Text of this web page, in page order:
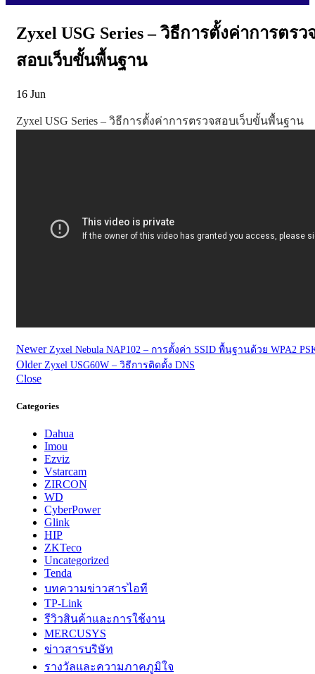
Zyxel USG Series – วิธีการตั้งค่าการตรว
สอบเว็บขั้นพื้นฐาน
16 Jun
Zyxel USG Series – วิธีการตั้งค่าการตรวจสอบเว็บขั้นพื้นฐาน
Newer Zyxel Nebula NAP102 – การตั้งค่า SSID พื้นฐานด้วย WPA2
Older Zyxel USG60W – วิธีการติดตั้ง DNS
Close
Categories
Dahua
Imou
Ezviz
Vstarcam
ZIRCON
WD
CyberPower
Glink
HIP
ZKTeco
Uncategorized
Tenda
บทความข่าวสารไอที
TP-Link
รีวิวสินค้าและการใช้งาน
MERCUSYS
ข่าวสารบริษัท
รางวัลและความภาคภูมิใจ